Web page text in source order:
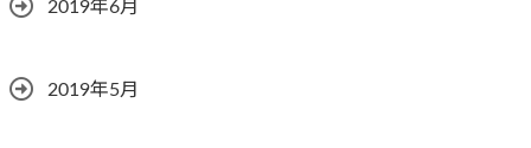
2019年6月
2019年5月